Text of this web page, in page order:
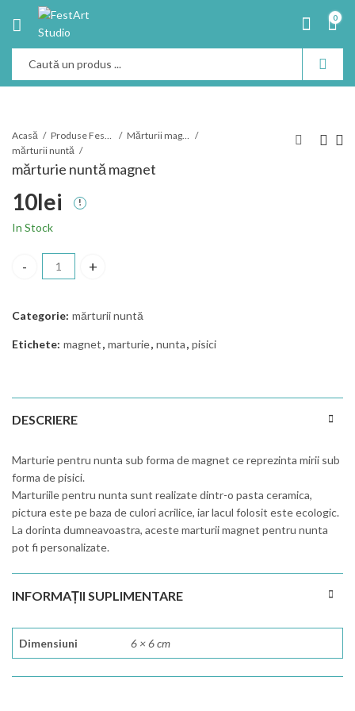
0
Acasă Produse Festart
Mărturii magnet
mărturii nuntă
mărturie nuntă magnet
10lei
In Stock
mărturie nuntă magnet cantitate
Categorie: mărturii nuntă
Etichete: magnet, marturie, nunta, pisici
DESCRIERE
Marturie pentru nunta sub forma de magnet ce reprezinta mirii sub
forma de pisici.
Marturiile pentru nunta sunt realizate dintr-o pasta ceramica,
pictura este pe baza de culori acrilice, iar lacul folosit este ecologic.
La dorinta dumneavoastra, aceste marturii magnet pentru nunta
pot fi personalizate.
INFORMAȚII SUPLIMENTARE
Dimensiuni 6 × 6 cm